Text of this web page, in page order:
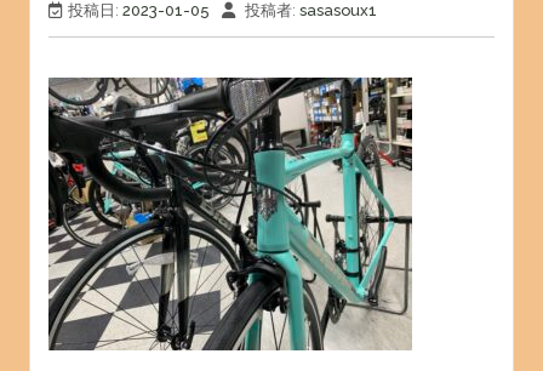
投稿日: 2023-01-05 投稿者: sasasoux1